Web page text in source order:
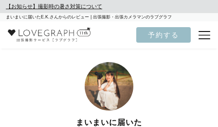
【お知らせ】撮影時の暑さ対策について
まいまいに届いたE.K.さんからのレビュー | 出張撮影・出張カメラマンのラブグラフ
予約する
まいまいに届いた